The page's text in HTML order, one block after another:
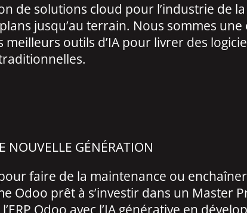
de solutions cloud pour l’industrie de
jusqu’au terrain. Nous sommes
meilleurs outils d’IA pour livrer des
NOUVELLE GÉNÉRATION
faire de la maintenance ou
Odoo prêt à s’investir dans un Master
Odoo avec l’IA générative en